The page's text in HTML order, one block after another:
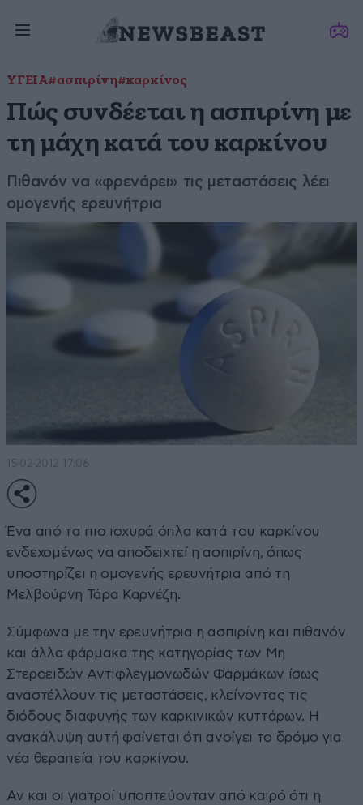
ΥΓΕΙΑ#ασπιρίνη#καρκίνος
Πώς συνδέεται η ασπιρίνη με
τη μάχη κατά του καρκίνου
Πιθανόν να «φρενάρει» τις μεταστάσεις λέει
ομογενής ερευνήτρια
15·02·2012 17:06
Ένα από τα πιο ισχυρά όπλα κατά του καρκίνου
ενδεχομένως να αποδειχτεί η ασπιρίνη, όπως
υποστηρίζει η ομογενής ερευνήτρια από τη
Μελβούρνη Τάρα Καρνέζη.
Σύμφωνα με την ερευνήτρια η ασπιρίνη και πιθανόν
και άλλα φάρμακα της κατηγορίας των Μη
Στεροειδών Αντιφλεγμονωδών Φαρμάκων ίσως
αναστέλλουν τις μεταστάσεις, κλείνοντας τις
διόδους διαφυγής των καρκινικών κυττάρων. Η
ανακάλυψη αυτή φαίνεται ότι ανοίγει το δρόμο για
νέα θεραπεία του καρκίνου.
Αν και οι γιατροί υποπτεύονταν από καιρό ότι η